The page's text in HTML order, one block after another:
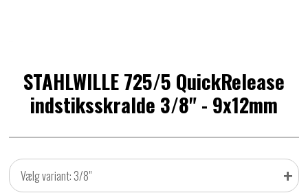
STAHLWILLE 725/5 QuickRelease
indstiksskralde 3/8" - 9x12mm
Vælg variant: 3/8" +